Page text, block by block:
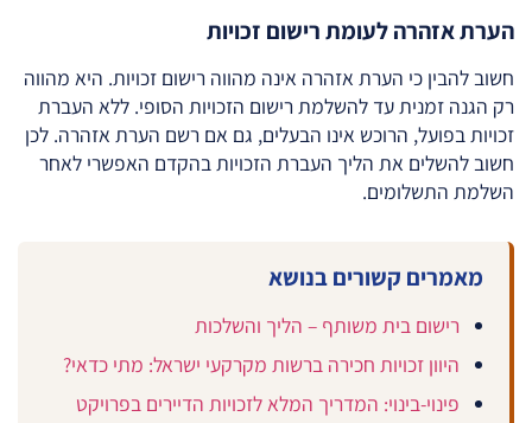
הערת אזהרה לעומת רישום זכויות
חשוב להבין כי הערת אזהרה אינה מהווה רישום זכויות. היא מהווה
רק הגנה זמנית עד להשלמת רישום הזכויות הסופי. ללא העברת
זכויות בפועל, הרוכש אינו הבעלים, גם אם רשם הערת אזהרה. לכן
חשוב להשלים את הליך העברת הזכויות בהקדם האפשרי לאחר
השלמת התשלומים.
מאמרים קשורים בנושא
רישום בית משותף – הליך והשלכות
היוון זכויות חכירה ברשות מקרקעי ישראל: מתי כדאי?
פינוי-בינוי: המדריך המלא לזכויות הדיירים בפרויקט